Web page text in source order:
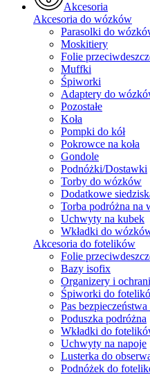
Akcesoria
Akcesoria do wózków
Parasolki do
Moskitiery
Folie
Muffki
Śpiworki
Adaptery do
Pozostałe
Koła
Pompki do kół
Pokrowce na koła
Gondole
Podnóżki/Dostawki
Torby do wózków
Dodatkowe
Torba podróżna na
Uchwyty na kubek
Wkładki do
Akcesoria do fotelików
Folie
Bazy isofix
Organizery i
Śpiworki do
Pas
Poduszka podróżna
Wkładki do
Uchwyty na napoje
Lusterka do
Podnóżek do